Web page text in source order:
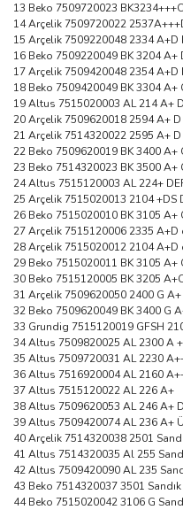
13 Beko 7509720023
14 Arçelik 7509720022
15 Arçelik 7509220048 2334 A+D
16 Beko 7509220049 BK 3204 A+
17 Arçelik 7509420048 2354 A+D
18 Beko 7509420049 BK 3304 A+
19 Altus 7515020003 AL 214 A+
20 Arçelik 7509620018 2594 A+
21 Arçelik 7514320022 2595 A+
22 Beko 7509620019 BK 3400 A+
23 Beko 7514320023 BK 3500 A+
24 Altus 7515120003 AL 224+
25 Arçelik 7515020013 2104 +DS
26 Beko 7515020010 BK 3105
27 Arçelik 7515120006 2335
28 Arçelik 7515020012 2104
29 Beko 7515020011 BK 3105 A+
30 Beko 7515120005 BK 3205
31 Arçelik 7509620050 2400 G
32 Beko 7509620049 BK 3400 G
33 Grundig 7515120019 GFSH
34 Altus 7509820025 AL 2300 A
35 Altus 7509720031 AL 2230
36 Altus 7516920004 AL 2160
37 Altus 7515120022 AL 226 A+
38 Altus 7509620053 AL 246 A+
39 Altus 7509420074 AL 236 A+
40 Arçelik 7514320038 2501
41 Altus 7514320035 Al 255
42 Altus 7509420090 AL 235
43 Beko 7514320037 3501
44 Beko 7515020042 3106 G